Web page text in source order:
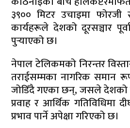
३९०० मिटर उचाइमा फोरजी
कार्यहरूले देशको दूरसञ्चार
पुर्‍याएको छ।
नेपाल टेलिकमको निरन्तर
तराईसम्मका नागरिक समान
जोडिँदै गएका छन्, जसले देशको
प्रवाह र आर्थिक गतिविधिमा
प्रभाव पार्ने अपेक्षा गरिएको छ।